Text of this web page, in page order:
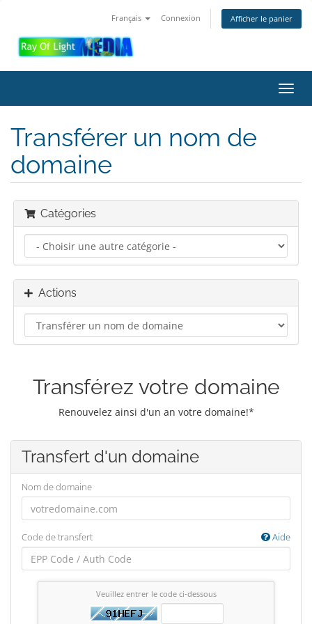
Français Connexion Afficher le panier
la
Transférer un nom de
domaine
Catégories
Actions
Transférez votre domaine
Renouvelez ainsi d'un an votre domaine!*
Transfert d'un domaine
Nom de domaine
Code de transfert Aide
Veuillez entrer le code ci-dessous